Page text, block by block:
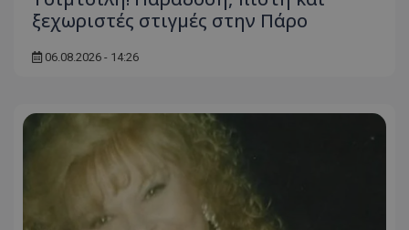
ξεχωριστές στιγμές στην Πάρο
06.08.2026 - 14:26